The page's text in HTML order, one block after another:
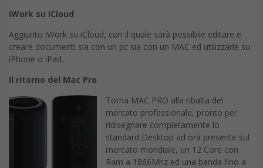
iWork su iCloud
Aggiunto iWork su iCloud, con il quale sarà possibile editare e
creare documenti sia con un pc sia con un MAC ed utilizzarle su
iPhone o iPad.
Il ritorno del Mac Pro
Torna MAC PRO alla ribalta del
mercato professionale, pronto per
ridisegnare completamente lo
standard Desktop ad ora presente sul
mercato mondiale, un 12 Core con
Ram a 1866Mhz ed una banda fino a